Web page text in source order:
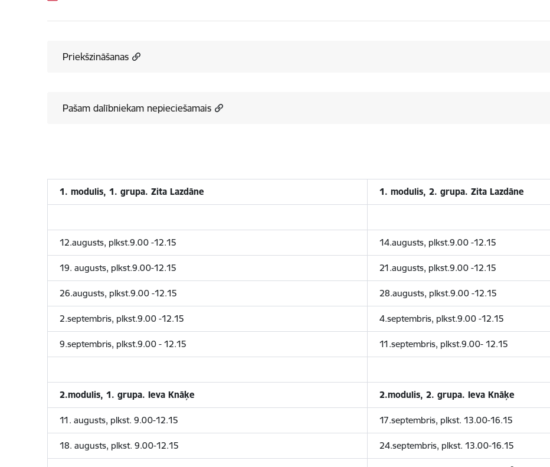
Priekšzināšanas
Pašam dalībniekam nepieciešamais
1. modulis, 1. grupa. Zita Lazdāne 1. modulis, 2. grupa. Zita Lazdāne
12.augusts, plkst.9.00 -12.15 14.augusts, plkst.9.00 -12.15
19. augusts, plkst.9.00-12.15 21.augusts, plkst.9.00 -12.15
26.augusts, plkst.9.00 -12.15 28.augusts, plkst.9.00 -12.15
2.septembris, plkst.9.00 -12.15 4.septembris, plkst.9.00 -12.15
9.septembris, plkst.9.00 - 12.15 11.septembris, plkst.9.00- 12.15
2.modulis, 1. grupa. Ieva Knāķe 2.modulis, 2. grupa. Ieva Knāķe
11. augusts, plkst. 9.00-12.15 17.septembris, plkst. 13.00-16.15
18. augusts, plkst. 9.00-12.15 24.septembris, plkst. 13.00-16.15